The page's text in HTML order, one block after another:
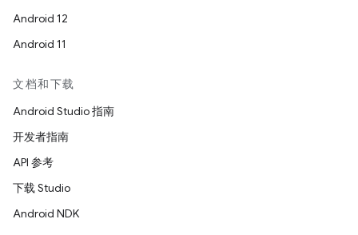
Android 12
Android 11
文档和下载
Android Studio 指南
开发者指南
API 参考
下载 Studio
Android NDK